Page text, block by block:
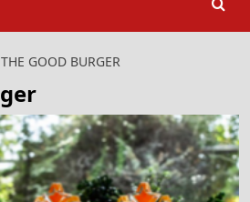
THE GOOD BURGER